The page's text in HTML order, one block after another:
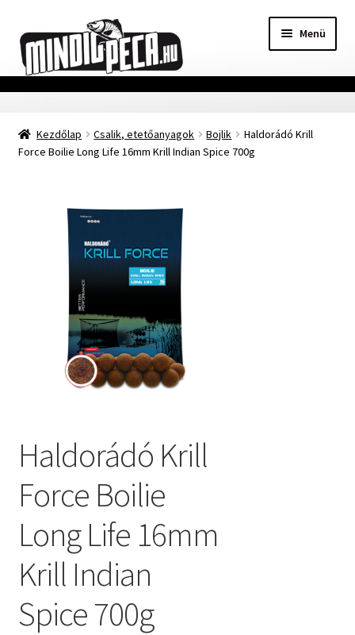
a
navigációhoz
a
tartalomba
Menü
Főoldal
Adatvédelmi nyilatkozat
Szállítási Információ
Kapcsolat
Mohosz Versenynaptár 2025
Kezdőlap Csalik, etetőanyagok Bojlik
Haldorádó Krill
Force Boilie Long Life 16mm Krill Indian Spice 700g
Haldorádó Krill
Force Boilie
Long Life 16mm
Krill Indian
Spice 700g